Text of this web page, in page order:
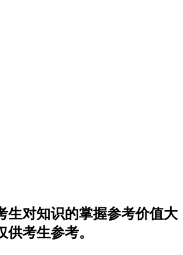
对知识的掌握参考价值
考生参考。